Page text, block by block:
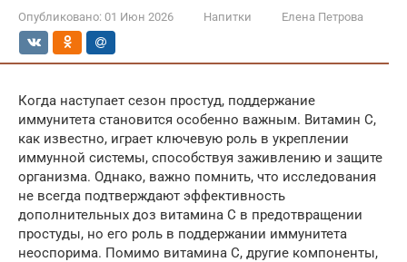
Опубликовано: 01 Июн 2026 Напитки Елена Петрова
Когда наступает сезон простуд, поддержание
иммунитета становится особенно важным. Витамин C,
как известно, играет ключевую роль в укреплении
иммунной системы, способствуя заживлению и защите
организма. Однако, важно помнить, что исследования
не всегда подтверждают эффективность
дополнительных доз витамина C в предотвращении
простуды, но его роль в поддержании иммунитета
неоспорима. Помимо витамина С, другие компоненты,